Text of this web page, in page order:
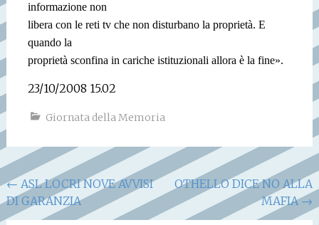
informazione non
libera con le reti tv che non disturbano la proprietà. E
quando la
proprietà sconfina in cariche istituzionali allora è la fine».
23/10/2008 15.02
Giornata della Memoria
Navigazione
articoli
← ASL LOCRI NOVE AVVISI
DI GARANZIA
OTHELLO DICE NO ALLA
MAFIA→